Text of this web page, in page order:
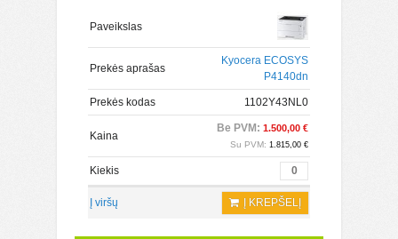
Paveikslas
Prekės aprašas
Kyocera ECOSYS
P4140dn
Prekės kodas 1102Y43NL0
Kaina
Be PVM: 1.500,00 €
Su PVM: 1.815,00 €
Kiekis
Į viršų Į KREPŠELĮ